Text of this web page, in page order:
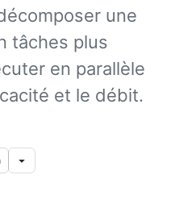
une
tâches plus
en parallèle
et le débit.